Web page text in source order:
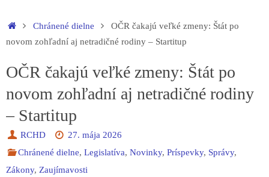
HomeChránené dielne
OČR čakajú veľké zmeny: Štát po
novom zohľadní aj netradičné rodiny – Startitup
OČR čakajú veľké zmeny: Štát po
novom zohľadní aj netradičné rodiny
– Startitup
RCHD
27. mája 2026
Chránené dielne,Legislatíva,Novinky,Príspevky, Správy,
Zákony, Zaujímavosti